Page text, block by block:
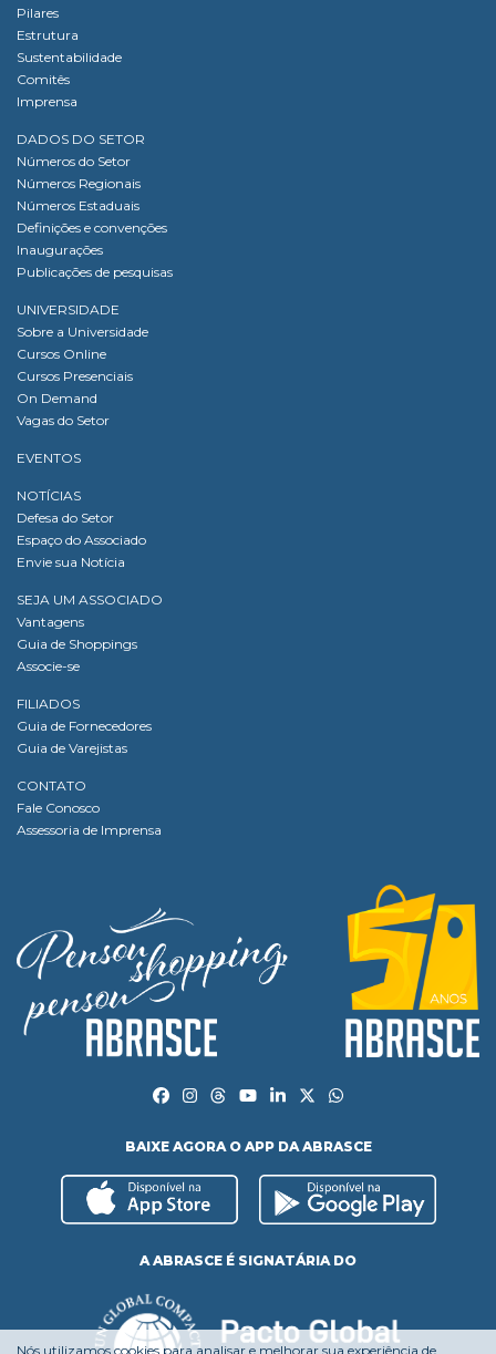
Pilares
Estrutura
Sustentabilidade
Comitês
Imprensa
DADOS DO SETOR
Números do Setor
Números Regionais
Números Estaduais
Definições e convenções
Inaugurações
Publicações de pesquisas
UNIVERSIDADE
Sobre a Universidade
Cursos Online
Cursos Presenciais
On Demand
Vagas do Setor
EVENTOS
NOTÍCIAS
Defesa do Setor
Espaço do Associado
Envie sua Notícia
SEJA UM ASSOCIADO
Vantagens
Guia de Shoppings
Associe-se
FILIADOS
Guia de Fornecedores
Guia de Varejistas
CONTATO
Fale Conosco
Assessoria de Imprensa
BAIXE AGORA O APP DA ABRASCE
A ABRASCE É SIGNATÁRIA DO
Nós utilizamos cookies para analisar e melhorar sua experiência de